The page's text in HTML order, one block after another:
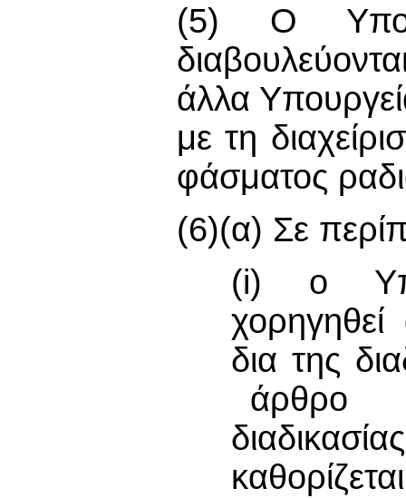
(5) Ο
άλλα
με τη
φάσματος
(6)(α) Σε
(i) ο
χορηγηθεί
δια της